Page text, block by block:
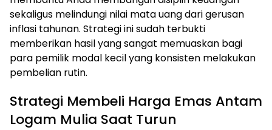
sekaligus melindungi nilai mata uang dari gerusan
inflasi tahunan. Strategi ini sudah terbukti
memberikan hasil yang sangat memuaskan bagi
para pemilik modal kecil yang konsisten melakukan
pembelian rutin.
Strategi Membeli Harga Emas Antam
Logam Mulia Saat Turun